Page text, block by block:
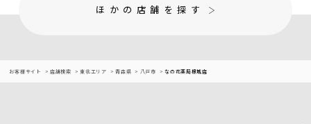
ほかの店舗を探す
お客様サイト 店舗検索 東北エリア 青森県 八戸市 なの花薬局根城店